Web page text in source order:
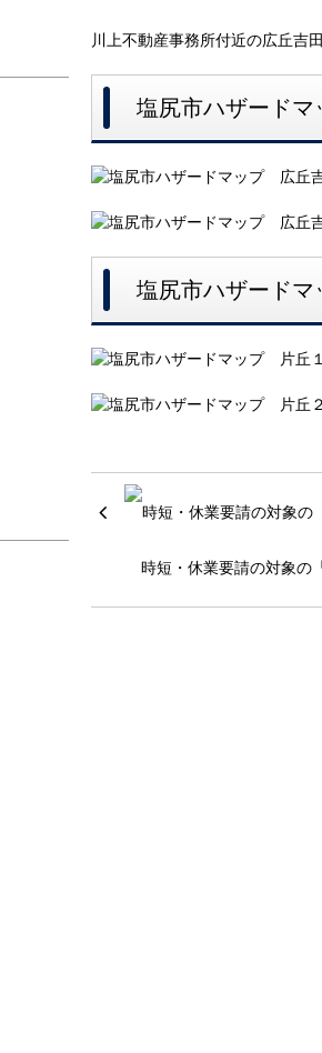
川上不動産事務所付近の広丘吉
塩尻市ハザード
塩尻市ハザードマ
時短・休業要請の対象の